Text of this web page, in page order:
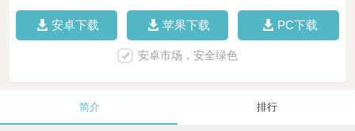
安卓下载 苹果下载 PC下载
安卓市场，安全绿色
简介 排行